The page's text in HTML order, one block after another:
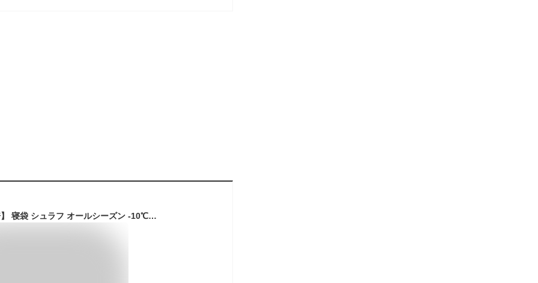
【マラソン限定P10倍】 寝袋 シュラフ オールシーズン -10℃ おすすめ 封筒型 コンパクト 軽量 キャンプ用品 防災 アウトドア用品 防災用品 丸洗い 抗菌仕様 洗える 春 秋 冬用 車 中泊 寝袋 防災セット 震災 避難所